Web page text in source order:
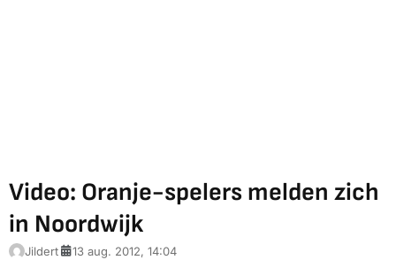
Video: Oranje-spelers melden zich
in Noordwijk
Jildert 13 aug. 2012, 14:04